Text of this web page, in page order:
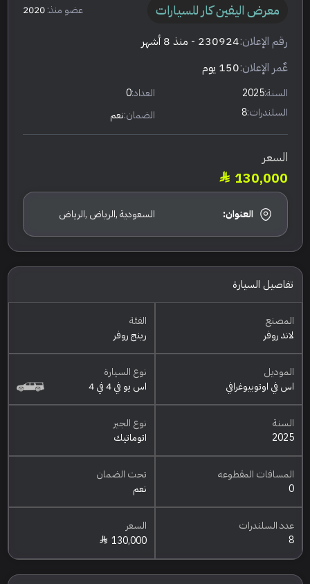
معرض اليفين كار للسيارات عضو منذ:2020
رقم الإعلان:230924 - منذ 8 أشهر
عٌمر الإعلان:150 يوم
السنة:2025 العداد:0
السلندرات:8 الضمان:نعم
السعر
130,000
العنوان: السعودية ,الرياض ,الرياض
تفاصيل السيارة
المصنع
لاند روفر
الفئة
رينج روفر
الموديل
اس في اوتوبيوغرافي
نوع السيارة
اس يو في 4 في 4
السنة
2025
نوع الجير
اتوماتيك
المسافات المقطوعه
0
تحت الضمان
نعم
عدد السلندرات
8
السعر
130,000